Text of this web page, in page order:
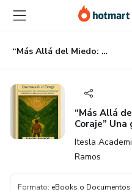
principal
página
de
página
“Más Allá del Miedo: Entrenando el Coraje” Una guía práctica de 4 semanas para transformar el miedo en confianza y acción valiente
“Más Allá
Coraje”
acción
Itesla
Ramos
Formato: eBooks o Documentos